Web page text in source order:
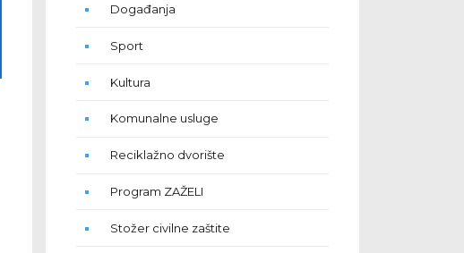
Događanja
Sport
Kultura
Komunalne usluge
Reciklažno dvorište
Program ZAŽELI
Stožer civilne zaštite